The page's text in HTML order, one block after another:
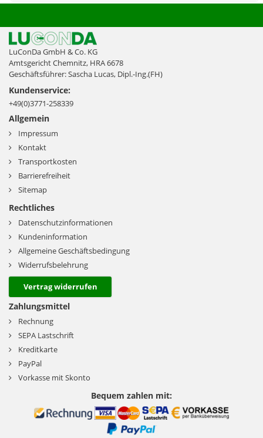
LuConDa GmbH & Co. KG
Amtsgericht Chemnitz, HRA 6678
Geschäftsführer: Sascha Lucas, Dipl.-Ing.(FH)
Kundenservice:
+49(0)3771-258339
Allgemein
Impressum
Kontakt
Transportkosten
Barrierefreiheit
Sitemap
Rechtliches
Datenschutzinformationen
Kundeninformation
Allgemeine Geschäftsbedingung
Widerrufsbelehrung
Vertrag widerrufen
Zahlungsmittel
Rechnung
SEPA Lastschrift
Kreditkarte
PayPal
Vorkasse mit Skonto
Bequem zahlen mit: